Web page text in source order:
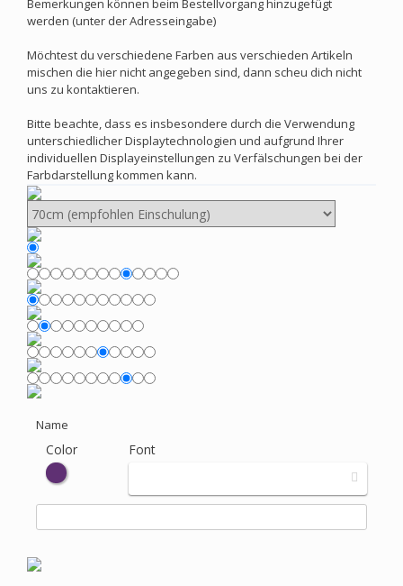
Bemerkungen können beim Bestellvorgang hinzugefügt
werden (unter der Adresseingabe)
Möchtest du verschiedene Farben aus verschieden Artikeln
mischen die hier nicht angegeben sind, dann scheu dich nicht
uns zu kontaktieren.
Bitte beachte, dass es insbesondere durch die Verwendung
unterschiedlicher Displaytechnologien und aufgrund Ihrer
individuellen Displayeinstellungen zu Verfälschungen bei der
Farbdarstellung kommen kann.
Name
Color Font